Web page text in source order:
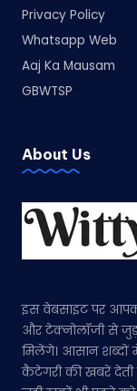
Privacy Policy
Whatsapp Web
Aaj Ka Mausam
GBWTSP
About Us
इस वेबसाइट पर
और टेक्नोलॉजी से
मिलेंगे। आसान
कैटेगरी की खबरें